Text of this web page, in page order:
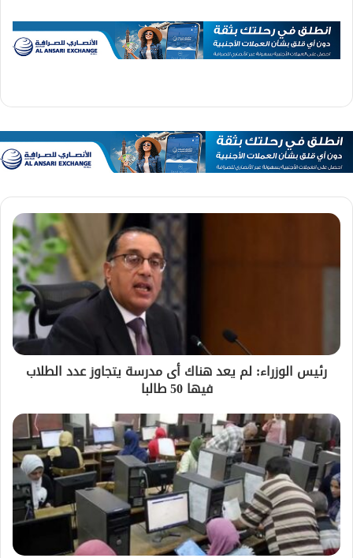
رئيس الوزراء: لم يعد هناك أى مدرسة يتجاوز عدد الطلاب
فيها 50 طالبا